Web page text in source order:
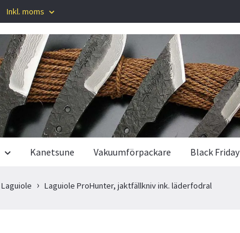
Inkl. moms
Kanetsune Vakuumförpackare Black Friday
Laguiole Laguiole ProHunter, jaktfällkniv ink. läderfodral